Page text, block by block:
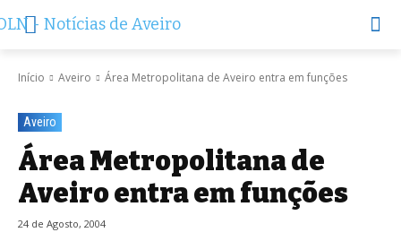
Início Aveiro Área Metropolitana de Aveiro entra em funções
Aveiro
Área Metropolitana de
Aveiro entra em funções
24 de Agosto, 2004